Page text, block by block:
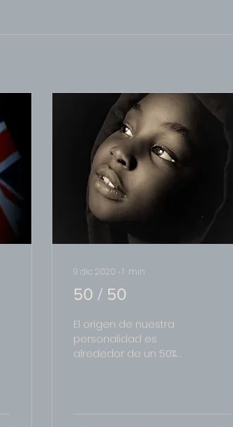
9 dic 2020 ∙ 1 min
50 / 50
El origen de nuestra
personalidad es
alrededor de un 50%